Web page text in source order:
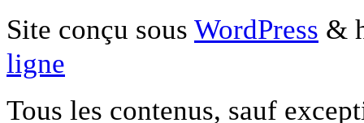
Site conçu sous WordPress &
ligne
Tous les contenus, sauf